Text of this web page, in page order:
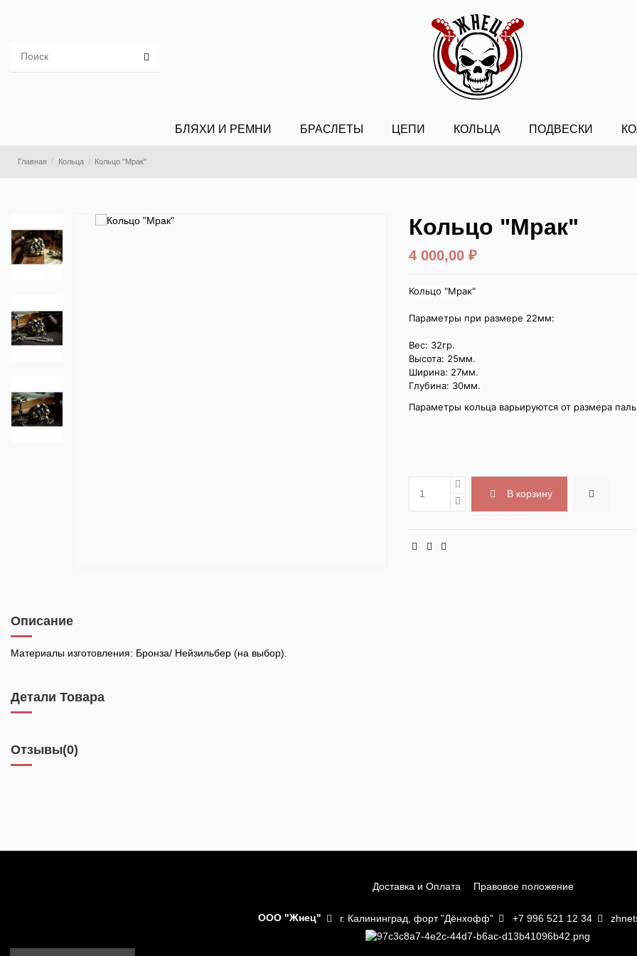
БЛЯХИ И РЕМНИ БРАСЛЕТЫ ЦЕПИ КОЛЬЦА ПОДВЕСКИ
Главная Кольца Кольцо "Мрак"
Кольцо "Мрак"
4 000,00 ₽
Кольцо "Мрак"
Параметры при размере 22мм:
Вес: 32гр.
Высота: 25мм.
Ширина: 27мм.
Глубина: 30мм.
Параметры кольца варьируются от размера
В корзину
Описание
Материалы изготовления: Бронза/ Нейзильбер (на выбор).
Детали Товара
Отзывы(0)
Доставка и Оплата Правовое положение
ООО "Жнец" г. Калининград, форт "Дёнхофф" +7 996 521 12 34